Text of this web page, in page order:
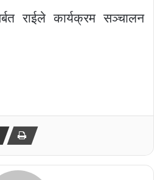
राईले कार्यक्रम सञ्चालन